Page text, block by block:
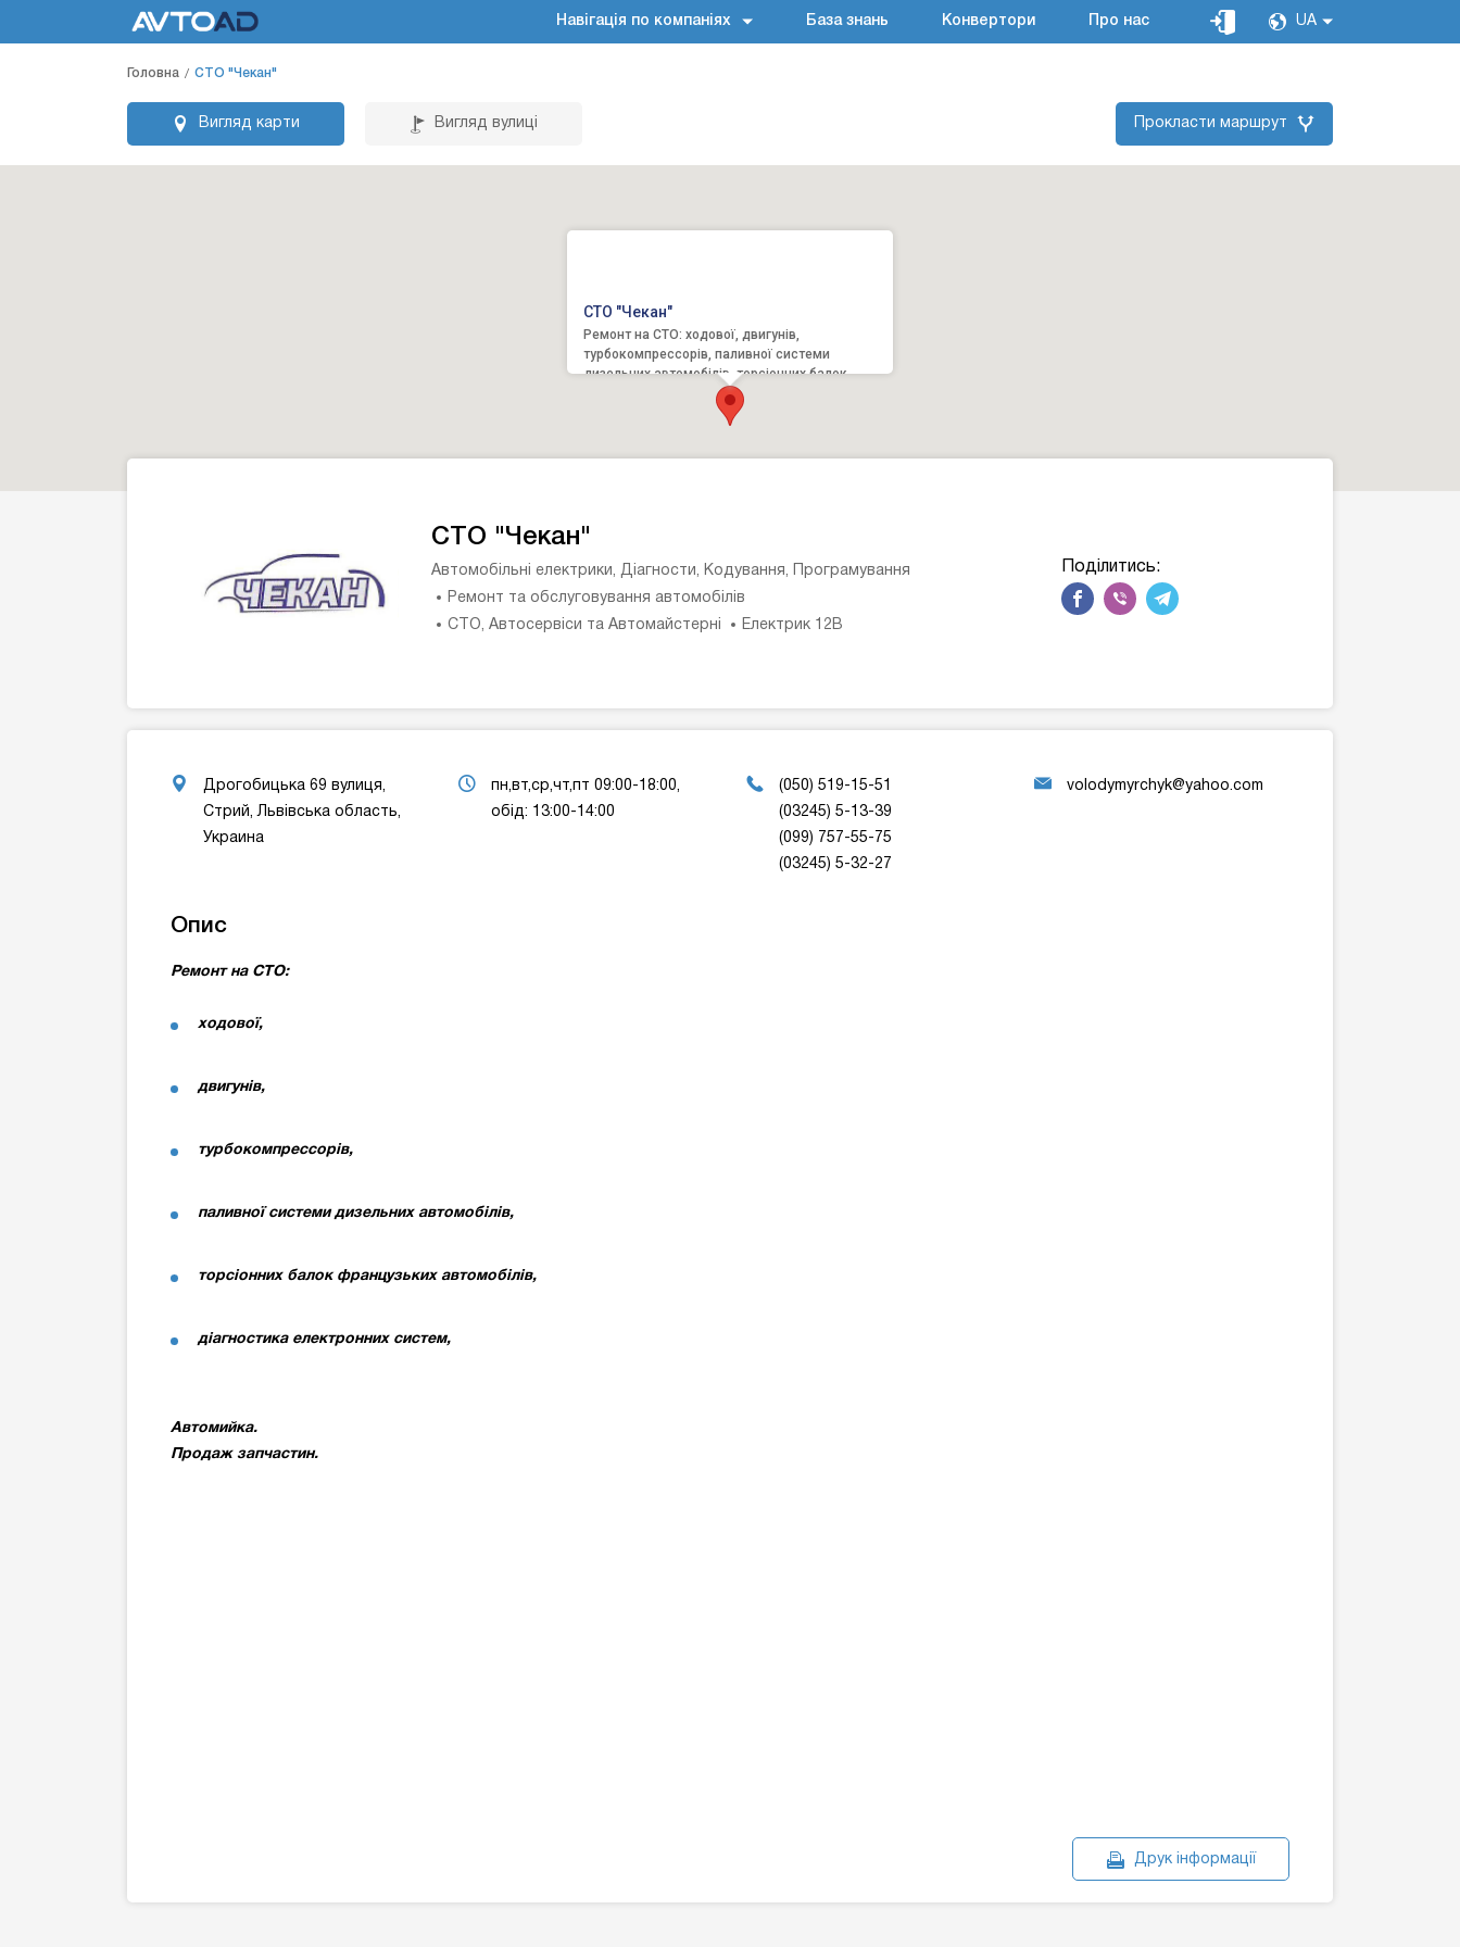
Навігація по компаніях База знань Конвертори Про нас UA
Головна СТО "Чекан"
Вигляд карти Вигляд вулиці Прокласти маршрут
СТО "Чекан"
Ремонт на СТО: ходової, двигунів,
турбокомпрессорів, паливної системи
дизельних автомобілів, торсіонних балок
СТО "Чекан"
Автомобільні електрики, Діагности, Кодування, Програмування
Ремонт та обслуговування автомобілів
СТО, Автосервіси та Автомайстерні
Електрик 12В
Поділитись:
Дрогобицька 69 вулиця,
Стрий, Львівська область,
Украина
пн,вт,ср,чт,пт 09:00-18:00,
обід: 13:00-14:00
(050) 519-15-51
(03245) 5-13-39
(099) 757-55-75
(03245) 5-32-27
volodymyrchyk@yahoo.com
Опис
Ремонт на СТО:
ходової,
двигунів,
турбокомпрессорів,
паливної системи дизельних автомобілів,
торсіонних балок французьких автомобілів,
діагностика електронних систем,
Автомийка.
Продаж запчастин.
Друк інформації